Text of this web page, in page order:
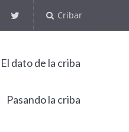
Cribar
El dato de la criba
Pasando la criba